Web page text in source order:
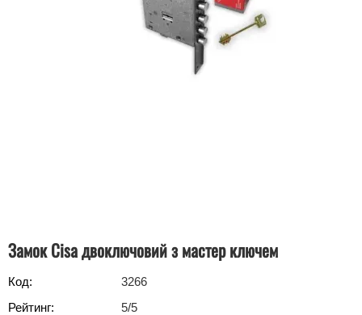
Замок Cisa двоключовий з мастер ключем
Код:
3266
Рейтинг:
5/5